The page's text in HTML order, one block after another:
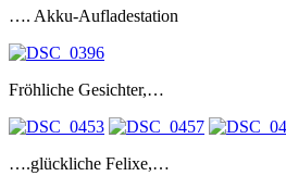
…. Akku-Aufladestation
Fröhliche Gesichter,…
….glückliche Felixe,…